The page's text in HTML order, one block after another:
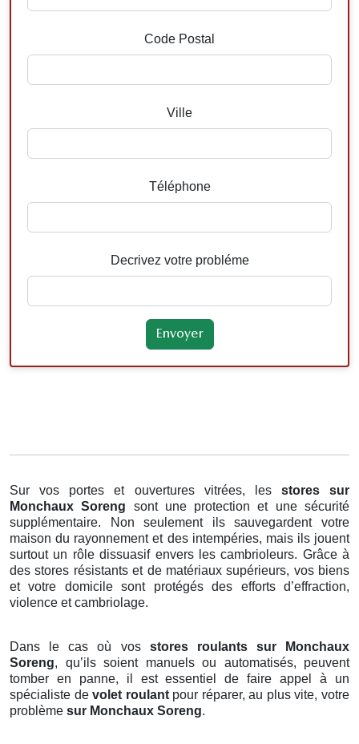
Code Postal
Ville
Téléphone
Decrivez votre probléme
Sur vos portes et ouvertures vitrées, les stores
sur
Monchaux Soreng sont une protection et une sécurité
supplémentaire. Non seulement ils sauvegardent votre
maison du rayonnement et des intempéries, mais ils jouent
surtout un rôle dissuasif envers les cambrioleurs. Grâce à
des stores résistants et de matériaux supérieurs, vos biens
et votre domicile sont protégés des efforts d’effraction,
violence et cambriolage.
Dans le cas où vos stores roulants sur Monchaux
Soreng, qu’ils soient manuels ou automatisés, peuvent
tomber en panne, il est essentiel de faire appel à un
spécialiste devolet roulantpour réparer, au plus vite, votre
problème sur Monchaux Soreng.